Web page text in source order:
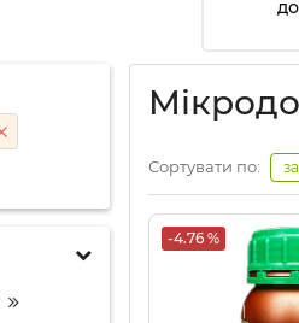
Сортувати по:
-4.76 %